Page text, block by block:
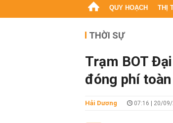
QUY HOẠCH THỊ
THỜI SỰ
Trạm BOT
đóng phí
Hải Dương 07:16 | 20/